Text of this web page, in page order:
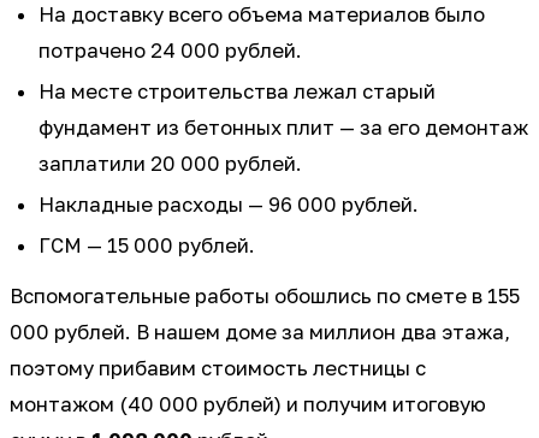
На доставку всего объема материалов было
потрачено 24 000 рублей.
На месте строительства лежал старый
фундамент из бетонных плит — за его демонтаж
заплатили 20 000 рублей.
Накладные расходы — 96 000 рублей.
ГСМ — 15 000 рублей.
Вспомогательные работы обошлись по смете в 155
000 рублей. В нашем доме за миллион два этажа,
поэтому прибавим стоимость лестницы с
монтажом (40 000 рублей) и получим итоговую